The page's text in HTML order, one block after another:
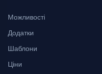
Можливості
Додатки
Шаблони
Ціни